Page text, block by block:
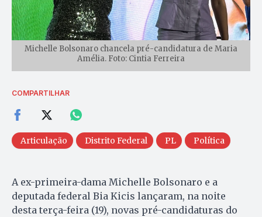
Michelle Bolsonaro chancela pré-candidatura de Maria
Amélia. Foto: Cintia Ferreira
COMPARTILHAR
Articulação Distrito Federal PL Política
A ex-primeira-dama Michelle Bolsonaro e a
deputada federal Bia Kicis lançaram, na noite
desta terça-feira (19), novas pré-candidaturas do